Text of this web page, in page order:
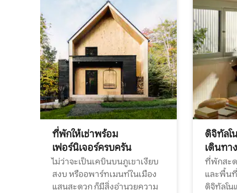
ที่พักให้เช่าพร้อม
เฟอร์นิเจอร์ครบครัน
ไม่ว่าจะเป็นเคบินบนภูเขาเงียบ
สงบ หรืออพาร์ทเมนท์ในเมือง
แสนสะดวก ก็มีสิ่งอำนวยความ
ดิจิทัลโ
เดินทา
ที่พักสะ
และพื้น
ดิจิทัลโ